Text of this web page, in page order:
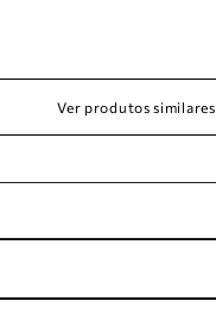
Ver produtos similares